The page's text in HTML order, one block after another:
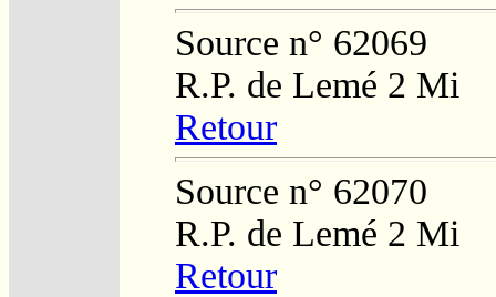
Source n° 62069
R.P. de Lemé 2 Mi
Retour
Source n° 62070
R.P. de Lemé 2 Mi
Retour